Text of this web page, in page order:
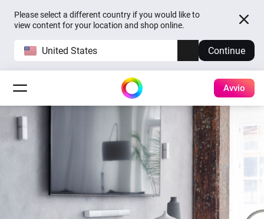
Please select a different country if you would like to
view content for your location and shop online.
United States Continue
Avvio